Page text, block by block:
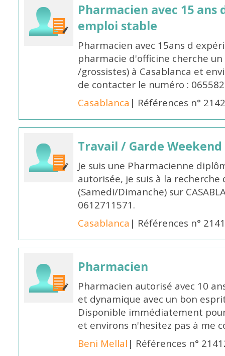
Pharmacien avec 15
emploi stable
Pharmacien avec 15ans d
pharmacie d'officine cherche
/grossistes) à Casablanca et
de contacter le numéro :
Casablanca | Références n°
Travail / Garde Weekend
Je suis une Pharmacienne
autorisée, je suis à la
(Samedi/Dimanche) sur
0612711571.
Casablanca | Références n°
Pharmacien
Pharmacien autorisé avec 10
et dynamique avec un bon
Disponible immédiatement
et environs n'hesitez pas à me
Beni Mellal | Références n°